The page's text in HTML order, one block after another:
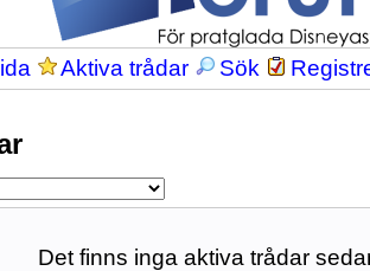
Aktiva trådar Sök
Det finns inga aktiva trådar